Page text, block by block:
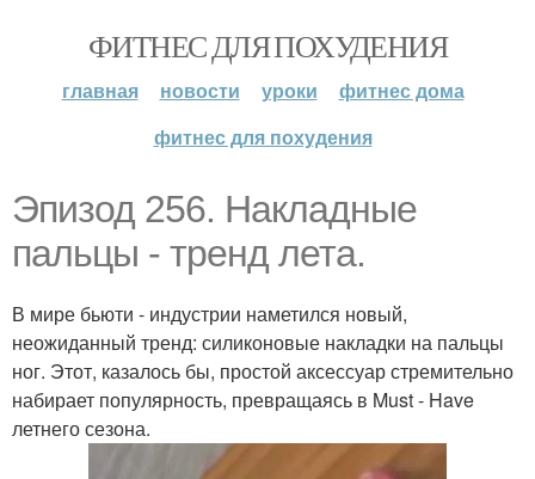
ФИТНЕС ДЛЯ ПОХУДЕНИЯ
главная новости уроки
фитнес дома
фитнес для похудения
Эпизод 256. Накладные
пальцы - тренд лета.
В мире бьюти - индустрии наметился новый,
неожиданный тренд: силиконовые накладки на пальцы
ног. Этот, казалось бы, простой аксессуар стремительно
набирает популярность, превращаясь в Must - Have
летнего сезона.